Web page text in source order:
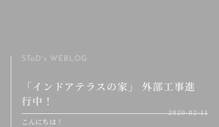
STaD's WEBLOG
「インドアテラスの家」 外部工事進
行中！
2020-02-11
こんにちは！